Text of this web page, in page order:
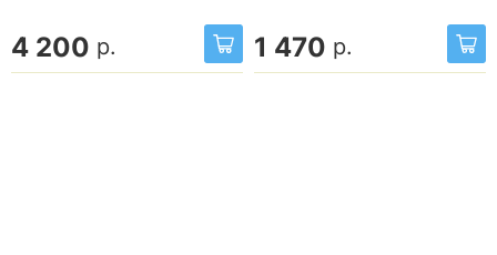
4 200 р. 1 470 р.